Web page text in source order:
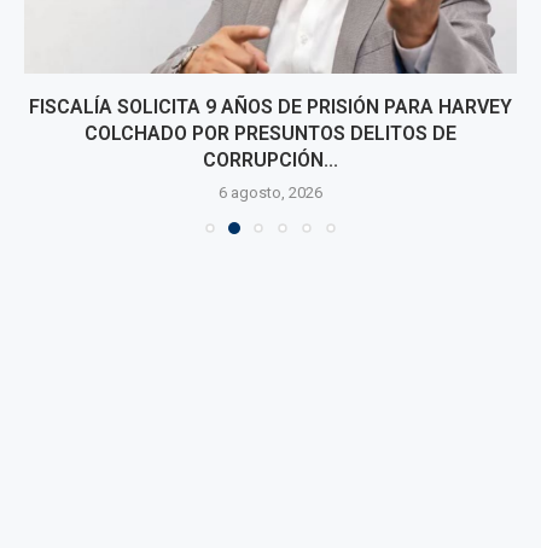
FISCALÍA SOLICITA 9 AÑOS DE PRISIÓN PARA HARVEY
COLCHADO POR PRESUNTOS DELITOS DE
CORRUPCIÓN...
6 agosto, 2026